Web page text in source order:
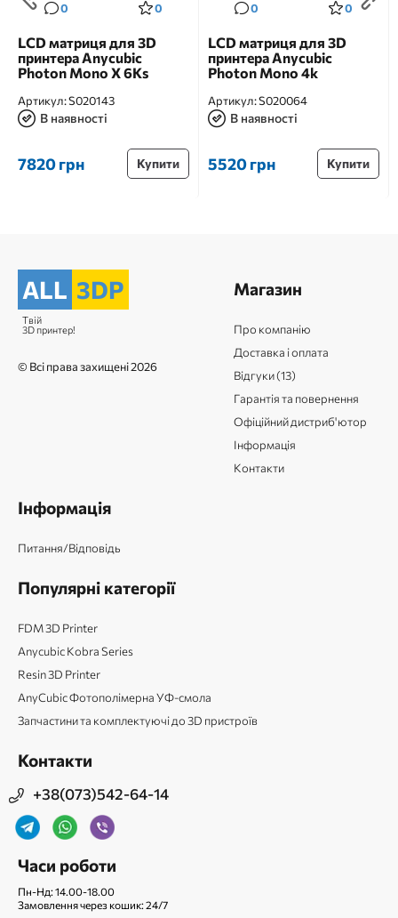
0 0
LCD матриця для 3D
принтера Anycubic
Photon Mono X 6Ks
Артикул:S020143
В наявності
7820 грн Купити
0 0
LCD матриця для 3D
принтера Anycubic
Photon Mono 4k
Артикул:S020064
В наявності
5520 грн Купити
ALL 3DP
Твій
3D принтер!
© Всі права захищені 2026
Магазин
Про компанію
Доставка і оплата
Відгуки (13)
Гарантія та повернення
Офіційний дистриб'ютор
Інформація
Контакти
Інформація
Питання/Відповідь
Популярні категорії
FDM 3D Printer
Anycubic Kobra Series
Resin 3D Printer
AnyCubic Фотополімерна УФ-смола
Запчастини та комплектуючі до 3D пристроїв
Контакти
+38(073)542-64-14
Часи роботи
Пн-Нд: 14.00-18.00
Замовлення через кошик: 24/7